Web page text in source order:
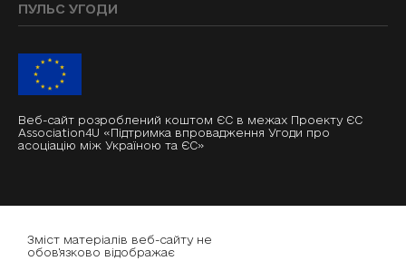
ПУЛЬС УГОДИ
Веб-сайт розроблений коштом ЄС в межах Проекту ЄС
Association4U «Підтримка впровадження Угоди про
асоціацію між Україною та ЄС»
Зміст матеріалів веб-сайту не
обов'язково відображає